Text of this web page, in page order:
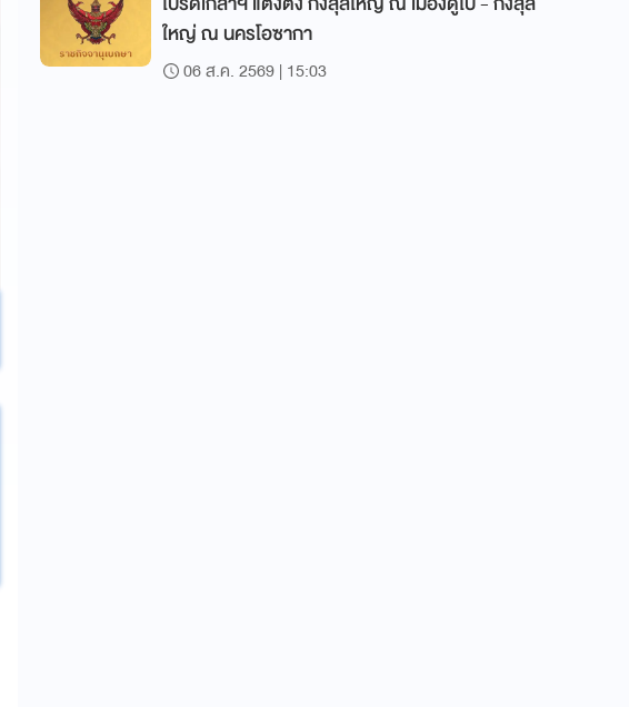
ใหญ่ ณ นครโอซากา
06 ส.ค. 2569 | 15:03